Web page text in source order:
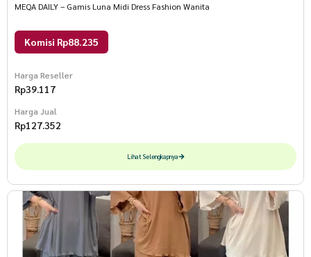
MEQA DAILY – Gamis Luna Midi Dress Fashion Wanita
Komisi Rp88.235
Harga Reseller
Rp39.117
Harga Jual
Rp127.352
Lihat Selengkapnya